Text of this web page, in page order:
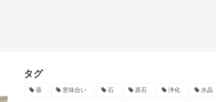
タグ
葵 意味合い 石 原石 浄化 水晶